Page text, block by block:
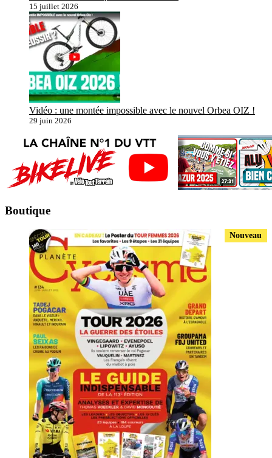
15 juillet 2026
Vidéo : une montée impossible avec le nouvel Orbea OIZ !
29 juin 2026
Boutique
Nouveau